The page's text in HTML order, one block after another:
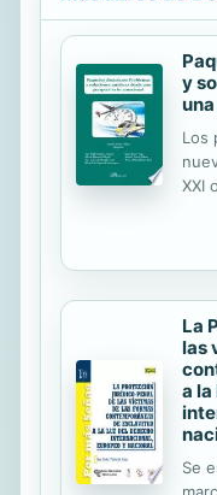
y
Los
XXI
una
una
La
las
a
Se